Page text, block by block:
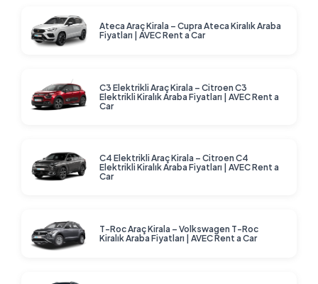
Ateca Araç Kirala – Cupra Ateca Kiralık Araba
Fiyatları | AVEC Rent a Car
C3 Elektrikli Araç Kirala – Citroen C3
Elektrikli Kiralık Araba Fiyatları | AVEC Rent a
Car
C4 Elektrikli Araç Kirala – Citroen C4
Elektrikli Kiralık Araba Fiyatları | AVEC Rent a
Car
T-Roc Araç Kirala – Volkswagen T-Roc
Kiralık Araba Fiyatları | AVEC Rent a Car